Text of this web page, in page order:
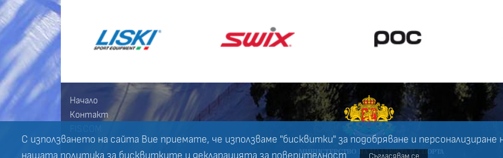
С използването на сайта Вие приемате, че използваме "бисквитки" за подобряване и
нашата политика за бисквитките и декларацията за поверителност. Съгласявам се
Начало
Контакт